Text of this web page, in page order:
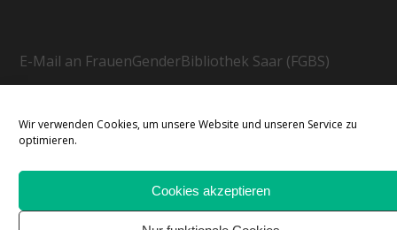
Wir verwenden Cookies, um unsere Website und unseren Service zu
optimieren.
Cookies akzeptieren
E-Mail an FrauenGenderBibliothek Saar (FGBS)